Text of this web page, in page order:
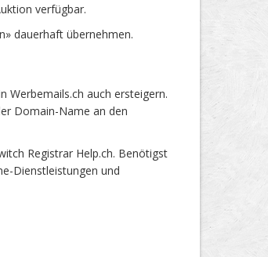
verfügbar.
dauerhaft übernehmen.
Werbemails.ch auch ersteigern.
Domain-Name an den
Registrar Help.ch. Benötigst
Dienstleistungen und